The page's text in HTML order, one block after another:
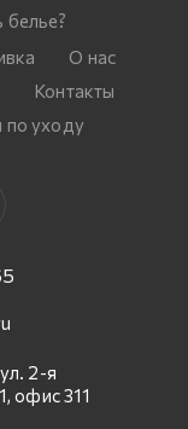
белье?
О нас
Контакты
по уходу
2-я
офис 311